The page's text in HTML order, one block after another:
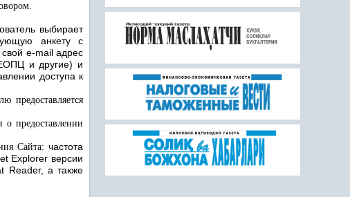
выбирает
анкету с
e-mail адрес
и другие) и
доступа к
предоставляется
предоставлении
Сайта:частота
Explorer версии
Reader, а также